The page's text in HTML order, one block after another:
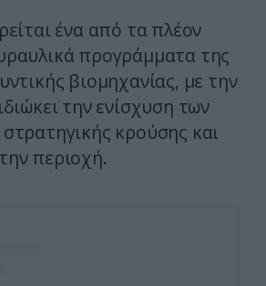
ένα από τα πλέον
προγράμματα της
βιομηχανίας, με την
την ενίσχυση των
κρούσης και
περιοχή.